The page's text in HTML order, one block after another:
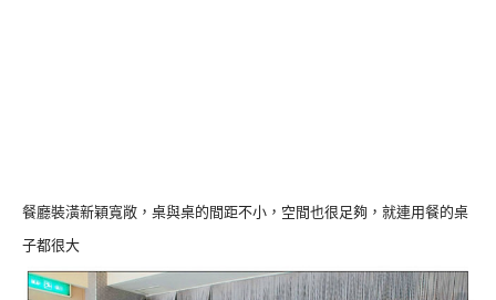
餐廳裝潢新穎寬敞，桌與桌的間距不小，空間也很足夠，就連用餐的桌
子都很大